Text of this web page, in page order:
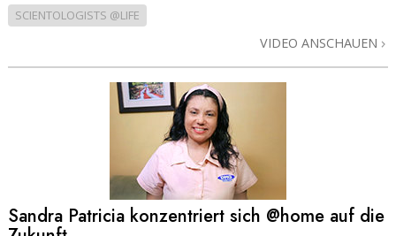
SCIENTOLOGISTS @LIFE
VIDEO ANSCHAUEN
Sandra Patricia konzentriert sich @home auf die